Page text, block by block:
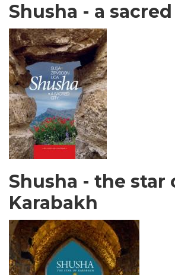
Shusha - a
Shusha - the star
Karabakh